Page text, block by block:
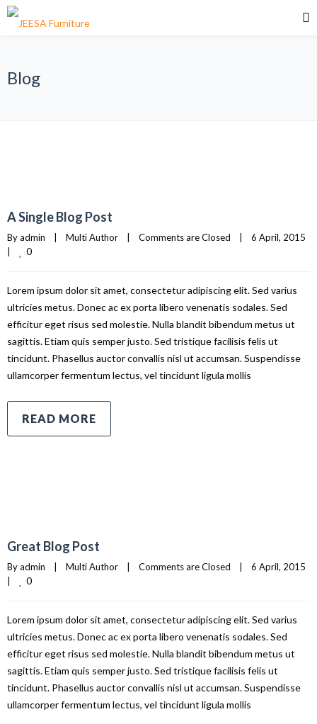
Blog
A Single Blog Post
By admin Multi Author Comments are Closed
0
Lorem ipsum dolor sit amet, consectetur adipiscing elit. Sed varius
ultricies metus. Donec ac ex porta libero venenatis sodales. Sed
efficitur eget risus sed molestie. Nulla blandit bibendum metus ut
sagittis. Etiam quis semper justo. Sed tristique facilisis felis ut
tincidunt. Phasellus auctor convallis nisl ut accumsan. Suspendisse
ullamcorper fermentum lectus, vel tincidunt ligula mollis
READ MORE
Great Blog Post
By admin Multi Author Comments are Closed
0
Lorem ipsum dolor sit amet, consectetur adipiscing elit. Sed varius
ultricies metus. Donec ac ex porta libero venenatis sodales. Sed
efficitur eget risus sed molestie. Nulla blandit bibendum metus ut
sagittis. Etiam quis semper justo. Sed tristique facilisis felis ut
tincidunt. Phasellus auctor convallis nisl ut accumsan. Suspendisse
ullamcorper fermentum lectus, vel tincidunt ligula mollis